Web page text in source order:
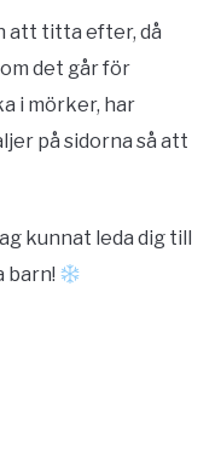
att titta efter, då
det går för
i mörker, har
på sidorna så att
kunnat leda dig till
barn!